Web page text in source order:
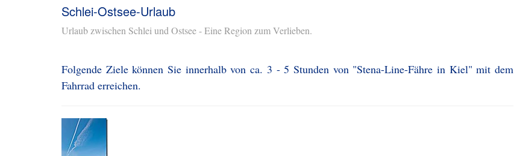
Schlei-Ostsee-Urlaub
Urlaub zwischen Schlei und Ostsee - Eine Region zum Verlieben.
Folgende Ziele können Sie innerhalb von ca. 3 - 5 Stunden von "Stena-Line-Fähre in Kiel" mit dem
Fahrrad erreichen.